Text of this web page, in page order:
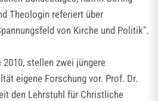
Theologin referiert über
von Kirche und Politik".
stellen zwei jüngere
eigene Forschung vor. Prof. Dr.
den Lehrstuhl für Christliche